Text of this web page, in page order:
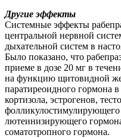
Другие эффекты
Системные эффекты
центральной нервной
дыхательной систем в
Было показано, что
приеме в дозе 20 мг в
на функцию щитовидной
паратиреоидного гормона
кортизола, эстрогенов,
лютеинизирующего
соматотропного гормона.